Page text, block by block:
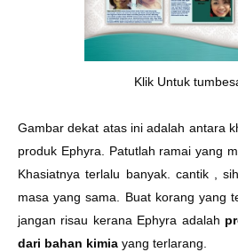
Klik Untuk
Gambar dekat atas ini adalah antara
produk Ephyra. Patutlah ramai yang
Khasiatnya terlalu banyak. cantik ,
masa yang sama. Buat korang yang
jangan risau kerana Ephyra adalah
dari bahan kimia yang terlarang.